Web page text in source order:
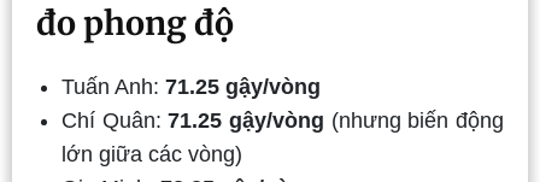
đo phong độ
Tuấn Anh: 71.25 gậy/vòng
Chí Quân:71.25 gậy/vòng (nhưng biến động
lớn giữa các vòng)